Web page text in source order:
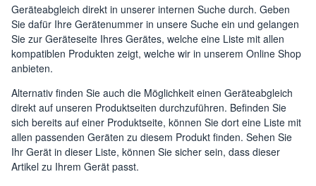
Geräteabgleich direkt in unserer internen Suche durch. Geben
Sie dafür Ihre Gerätenummer in unsere Suche ein und gelangen
Sie zur Geräteseite Ihres Gerätes, welche eine Liste mit allen
kompatiblen Produkten zeigt, welche wir in unserem Online Shop
anbieten.
Alternativ finden Sie auch die Möglichkeit einen Geräteabgleich
direkt auf unseren Produktseiten durchzuführen. Befinden Sie
sich bereits auf einer Produktseite, können Sie dort eine Liste mit
allen passenden Geräten zu diesem Produkt finden. Sehen Sie
Ihr Gerät in dieser Liste, können Sie sicher sein, dass dieser
Artikel zu Ihrem Gerät passt.